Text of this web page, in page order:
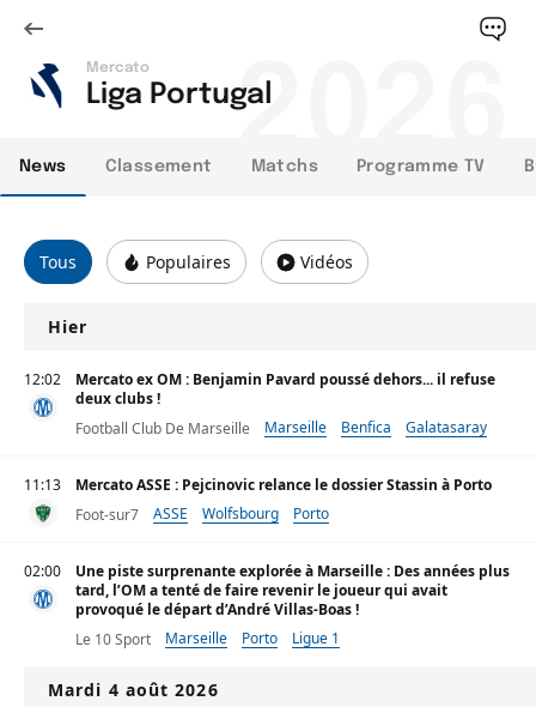
Mercato
Liga Portugal2026
News Classement Matchs Programme TV
Tous Populaires Vidéos
Hier
12:02
Mercato ex OM : Benjamin Pavard poussé dehors... il refuse
deux clubs !
Football Club De Marseille
Marseille Benfica Galatasaray
11:13
Mercato ASSE : Pejcinovic relance le dossier Stassin à Porto
Foot-sur7
ASSE Wolfsbourg Porto
02:00
Une piste surprenante explorée à Marseille : Des années plus
tard, l’OM a tenté de faire revenir le joueur qui avait
provoqué le départ d’André Villas-Boas !
Le 10 Sport
Marseille Porto Ligue 1
Mardi 4 août 2026